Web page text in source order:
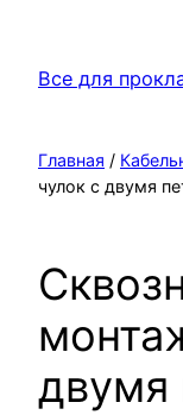
содержимому
Все для
Главная /
чулок с двумя
двумя